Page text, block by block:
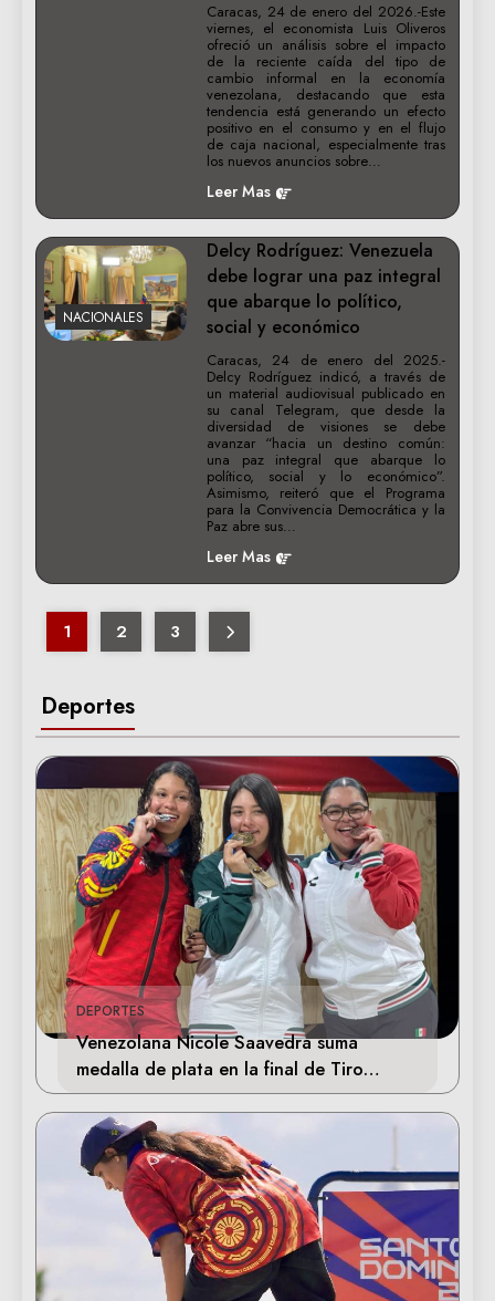
Deportes
DEPORTES
Venezolana Nicole Saavedra suma
medalla de plata en la final de Tiro
Deportivo
Caracas, 24 de enero del 2026.-Este
viernes, el economista Luis Oliveros
ofreció un análisis sobre el impacto
de la reciente caída del tipo de
cambio informal en la economía
venezolana, destacando que esta
tendencia está generando un efecto
positivo en el consumo y en el flujo
de caja nacional, especialmente tras
los nuevos anuncios sobre…
Leer Mas
NACIONALES
Delcy Rodríguez: Venezuela
debe lograr una paz integral
que abarque lo político,
social y económico
Caracas, 24 de enero del 2025.-
Delcy Rodríguez indicó, a través de
un material audiovisual publicado en
su canal Telegram, que desde la
diversidad de visiones se debe
avanzar “hacia un destino común:
una paz integral que abarque lo
político, social y lo económico”.
Asimismo, reiteró que el Programa
para la Convivencia Democrática y la
Paz abre sus…
Leer Mas
1 2 3